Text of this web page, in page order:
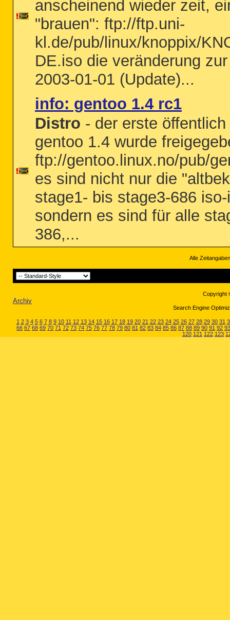
anscheinend wieder zeit,
"brauen": ftp://ftp.uni-
kl.de/pub/linux/knoppix/
DE.iso die veränderung
2003-01-01 (Update)...
info: gentoo 1.4 rc1
Distro - der erste
gentoo 1.4 wurde
ftp://gentoo.linux.no/pub/
es sind nicht nur die
stage1- bis stage3-686
sondern es sind für alle
386,...
Alle
Copyright
Archiv
Search Engine
1 2 3 4 5 6 7 8 9 10 11 12 13 14 15 16 17 18 19 20 21 22 23 24 25 26 27 28 29 30 31
66 67 68 69 70 71 72 73 74 75 76 77 78 79 80 81 82 83 84 85 86 87 88 89 90 91 92 93
120 121 122 123